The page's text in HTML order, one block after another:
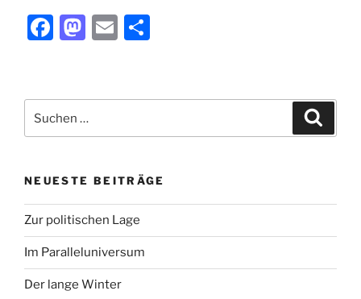
Konsequenzen“
F
e
b
o
k
M
o
d
n
E
l
n
nach:
NEUESTE BEITRÄGE
Zur politischen Lage
Im Paralleluniversum
Der lange Winter